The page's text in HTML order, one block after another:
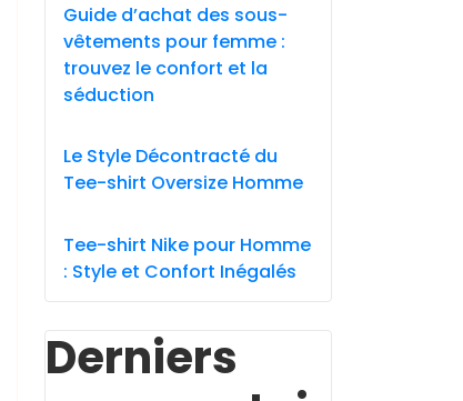
Guide d’achat des sous-
vêtements pour femme :
trouvez le confort et la
séduction
Le Style Décontracté du
Tee-shirt Oversize Homme
Tee-shirt Nike pour Homme
: Style et Confort Inégalés
Derniers